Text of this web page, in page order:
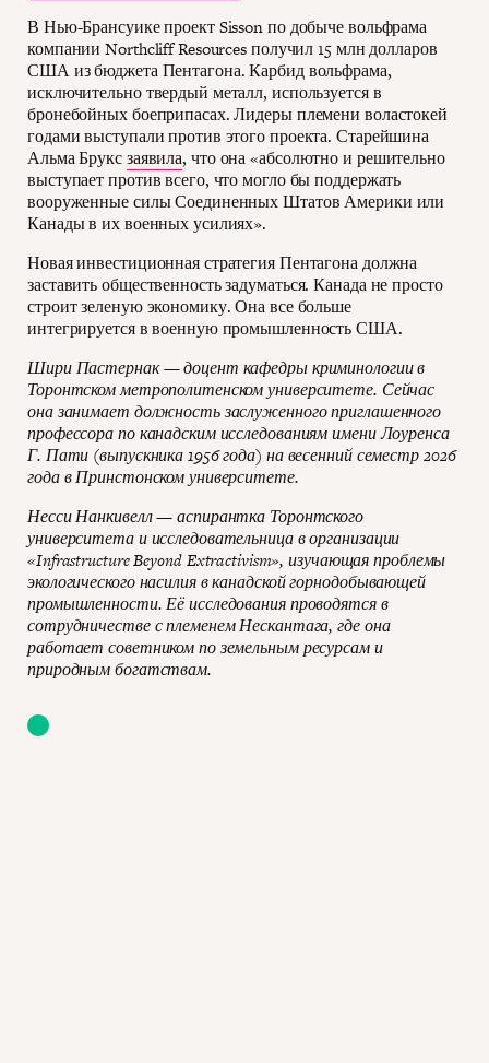
В Нью-Брансуике проект Sisson по добыче вольфрама
компании Northcliff Resources получил 15 млн долларов
США из бюджета Пентагона. Карбид вольфрама,
исключительно твердый металл, используется в
бронебойных боеприпасах. Лидеры племени воластокей
годами выступали против этого проекта. Старейшина
Альма Бруксзаявила, что она «абсолютно и решительно
выступает против всего, что могло бы поддержать
вооруженные силы Соединенных Штатов Америки или
Канады в их военных усилиях».
Новая инвестиционная стратегия Пентагона должна
заставить общественность задуматься. Канада не просто
строит зеленую экономику. Она все больше
интегрируется в военную промышленность США.
Шири Пастернак — доцент кафедры криминологии в
Торонтском метрополитенском университете. Сейчас
она занимает должность заслуженного приглашенного
профессора по канадским исследованиям имени Лоуренса
Г. Пати (выпускника 1956 года) на весенний семестр 2026
года в Принстонском университете.
Несси Нанкивелл — аспирантка Торонтского
университета и исследовательница в организации
«Infrastructure Beyond Extractivism», изучающая проблемы
экологического насилия в канадской горнодобывающей
промышленности. Её исследования проводятся в
сотрудничестве с племенем Нескантага, где она
работает советником по земельным ресурсам и
природным богатствам.